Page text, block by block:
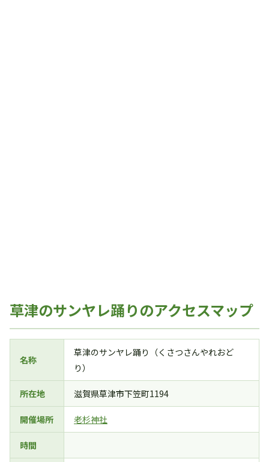
草津のサンヤレ踊りのアクセスマップ
名称
草津のサンヤレ踊り（くさつさんやれおど
り）
所在地 滋賀県草津市下笠町1194
開催場所 老杉神社
時間